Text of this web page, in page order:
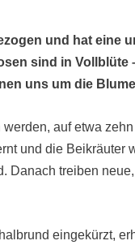
und hat eine
sind in Vollblüte
uns um die
auf etwa
und die Beikräuter
Danach treiben
eingekürzt,